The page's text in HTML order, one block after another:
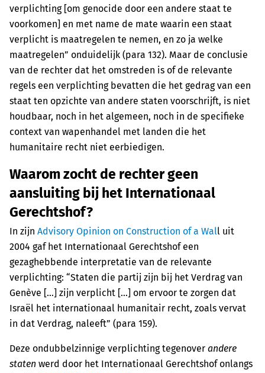
verplichting [om genocide door een andere staat te
voorkomen] en met name de mate waarin een staat
verplicht is maatregelen te nemen, en zo ja welke
maatregelen” onduidelijk (para 132). Maar de conclusie
van de rechter dat het omstreden is of de relevante
regels een verplichting bevatten die het gedrag van een
staat ten opzichte van andere staten voorschrijft, is niet
houdbaar, noch in het algemeen, noch in de specifieke
context van wapenhandel met landen die het
humanitaire recht niet eerbiedigen.
Waarom zocht de rechter geen
aansluiting bij het Internationaal
Gerechtshof?
In zijn Advisory Opinion on Construction of a Wall uit
2004 gaf het Internationaal Gerechtshof een
gezaghebbende interpretatie van de relevante
verplichting: “Staten die partij zijn bij het Verdrag van
Genève […] zijn verplicht [...] om ervoor te zorgen dat
Israël het internationaal humanitair recht, zoals vervat
in dat Verdrag, naleeft” (para 159).
Deze ondubbelzinnige verplichting tegenover andere
staten werd door het Internationaal Gerechtshof onlangs